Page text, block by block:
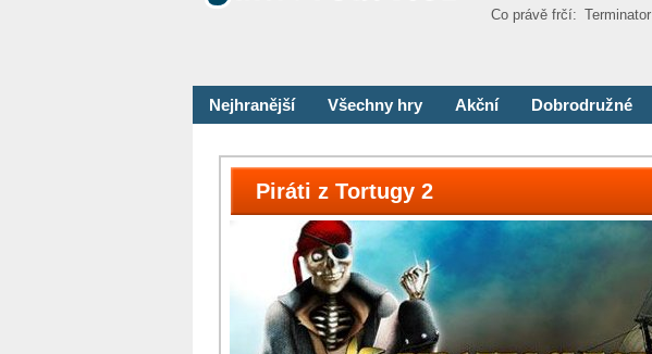
Nejhranější Všechny hry Akční Dobrodružné
Piráti z Tortugy 2
Co právě frčí: Terminator